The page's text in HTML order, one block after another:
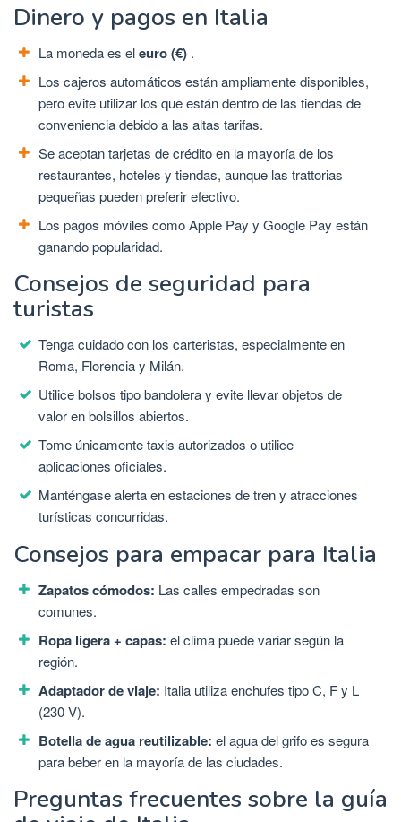
Dinero y pagos en Italia
La moneda es eleuro (€) .
Los cajeros automáticos están ampliamente disponibles,
pero evite utilizar los que están dentro de las tiendas de
conveniencia debido a las altas tarifas.
Se aceptan tarjetas de crédito en la mayoría de los
restaurantes, hoteles y tiendas, aunque las trattorias
pequeñas pueden preferir efectivo.
Los pagos móviles como Apple Pay y Google Pay están
ganando popularidad.
Consejos de seguridad para
turistas
Tenga cuidado con los carteristas, especialmente en
Roma, Florencia y Milán.
Utilice bolsos tipo bandolera y evite llevar objetos de
valor en bolsillos abiertos.
Tome únicamente taxis autorizados o utilice
aplicaciones oficiales.
Manténgase alerta en estaciones de tren y atracciones
turísticas concurridas.
Consejos para empacar para Italia
Zapatos cómodos: Las calles empedradas son
comunes.
Ropa ligera + capas: el clima puede variar según la
región.
Adaptador de viaje: Italia utiliza enchufes tipo C, F y L
(230 V).
Botella de agua reutilizable: el agua del grifo es segura
para beber en la mayoría de las ciudades.
Preguntas frecuentes sobre la guía